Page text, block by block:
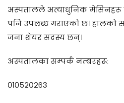
अस्पतालले अत्याधुनिक मेसिनहरू
पनि उपलब्ध गराएको छ।
जना शेयर सदस्य छन्।
अस्पतालका सम्पर्क नम्बरहरू:
०१०५२०२६३